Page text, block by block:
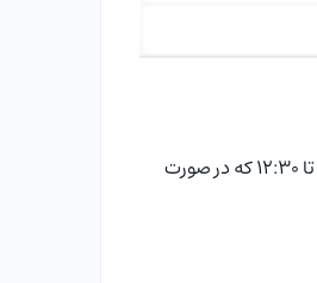
پیش گشایش از ۸:۴۵ تا ۹:۰۰ که فقط ثبت سفارش انجام می‌شود. معاملات اصلی از ۹:۰۰ تا ۱۲:۳۰ که در صورت